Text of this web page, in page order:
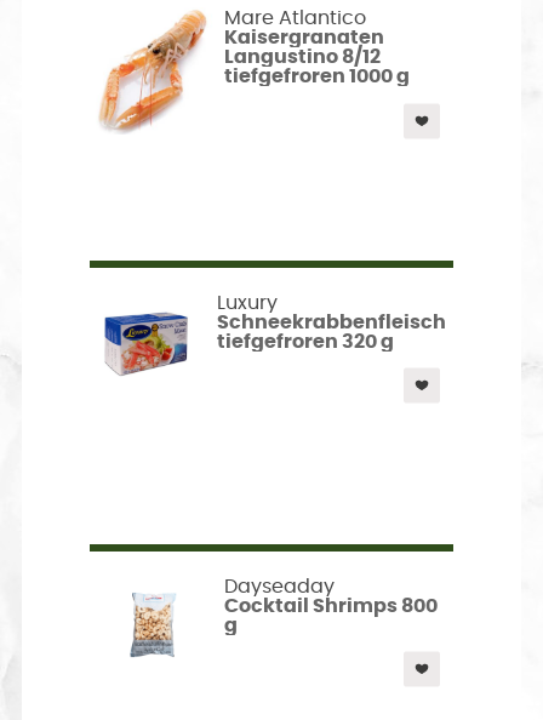
Mare Atlantico
Kaisergranaten
Langustino 8/12
tiefgefroren 1000 g
Luxury
Schneekrabbenfleisch
tiefgefroren 320 g
Dayseaday
Cocktail Shrimps 800
g